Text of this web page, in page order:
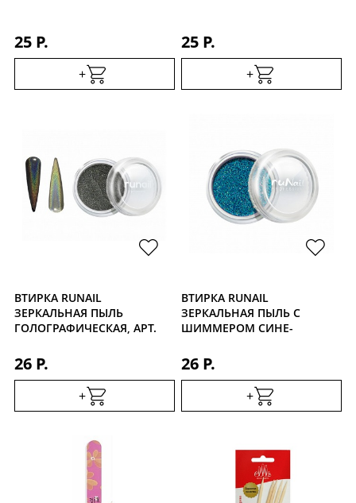
25 Р.
+
25 Р.
+
ВТИРКА RUNAIL
ЗЕРКАЛЬНАЯ ПЫЛЬ
ГОЛОГРАФИЧЕСКАЯ, АРТ.
26 Р.
+
ВТИРКА RUNAIL
ЗЕРКАЛЬНАЯ ПЫЛЬ С
ШИММЕРОМ СИНЕ-
26 Р.
+